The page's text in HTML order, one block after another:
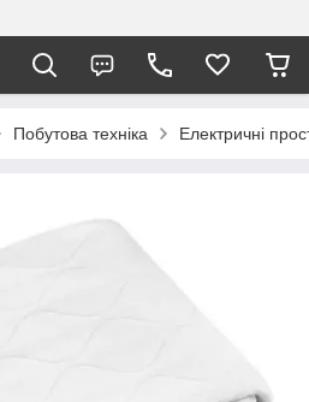
Побутова техніка Електричні